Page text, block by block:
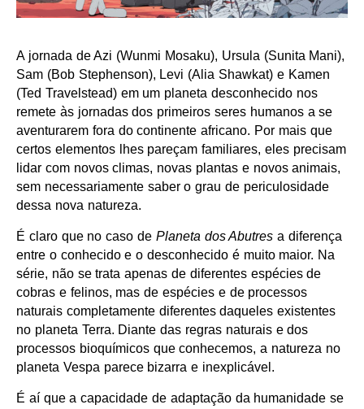
A jornada de Azi (Wunmi Mosaku), Ursula (Sunita Mani),
Sam (Bob Stephenson), Levi (Alia Shawkat) e Kamen
(Ted Travelstead) em um planeta desconhecido nos
remete às jornadas dos primeiros seres humanos a se
aventurarem fora do continente africano. Por mais que
certos elementos lhes pareçam familiares, eles precisam
lidar com novos climas, novas plantas e novos animais,
sem necessariamente saber o grau de periculosidade
dessa nova natureza.
É claro que no caso de Planeta dos Abutres a diferença
entre o conhecido e o desconhecido é muito maior. Na
série, não se trata apenas de diferentes espécies de
cobras e felinos, mas de espécies e de processos
naturais completamente diferentes daqueles existentes
no planeta Terra. Diante das regras naturais e dos
processos bioquímicos que conhecemos, a natureza no
planeta Vespa parece bizarra e inexplicável.
É aí que a capacidade de adaptação da humanidade se